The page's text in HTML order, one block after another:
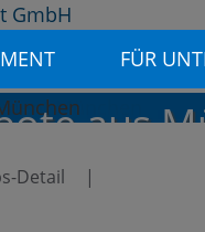
FÜR
aus
Detail